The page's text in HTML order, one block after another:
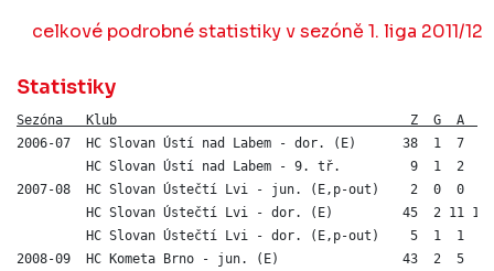
celkové podrobné statistiky v sezóně 1. liga 2011/12
Statistiky
Sezóna   Klub                                      Z  G  A  B
2006-07  HC Slovan Ústí nad Labem - dor. (E)      38  1  7  8
HC Slovan Ústí nad Labem - 9. tř.         9  1  2  3
2007-08  HC Slovan Ústečtí Lvi - jun. (E,p-out)    2  0  0
HC Slovan Ústečtí Lvi - dor. (E)         45  2 11 13
HC Slovan Ústečtí Lvi - dor. (E,p-out)    5  1  1  2
2008-09  HC Kometa Brno - jun. (E)                43  2  5  7